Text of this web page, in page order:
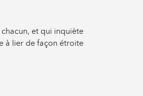
chacun, et qui inquiète
à lier de façon étroite